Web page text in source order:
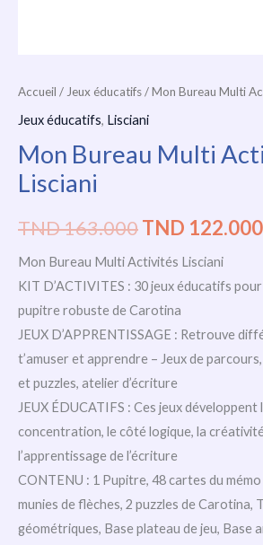
Accueil / Jeux éducatifs/ Mon Bureau Multi
Jeux éducatifs, Lisciani
Mon Bureau Multi
Lisciani
TND163.000TND 122.000
Mon Bureau Multi Activités Lisciani
KIT D’ACTIVITES : 30 jeux éducatifs pour
pupitre robuste de Carotina
JEUX D’APPRENTISSAGE : Retrouve
t’amuser et apprendre – Jeux de
et puzzles, atelier d’écriture
JEUX ÉDUCATIFS : Ces jeux développent
concentration, le côté logique, la
l’apprentissage de l’écriture
CONTENU : 1 Pupitre, 48 cartes du
munies de flèches, 2 puzzles de Carotina,
géométriques, Base plateau de jeu, Base